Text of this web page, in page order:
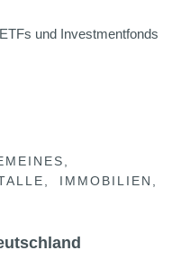
und Investmentfonds
IMMOBILIEN